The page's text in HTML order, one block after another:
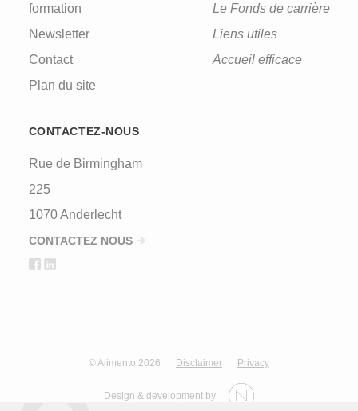
formation
Newsletter
Contact
Plan du site
Le Fonds de carrière
Liens utiles
Accueil efficace
CONTACTEZ-NOUS
Rue de Birmingham
225
1070 Anderlecht
CONTACTEZ NOUS
© Alimento 2026 Disclaimer Privacy
Design & development by